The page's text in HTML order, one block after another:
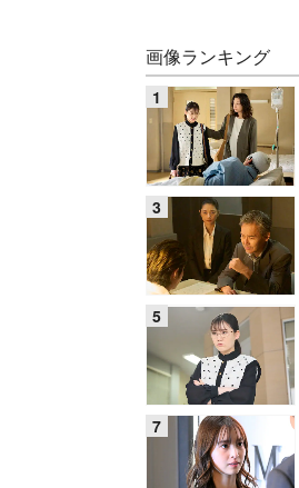
画像ランキング